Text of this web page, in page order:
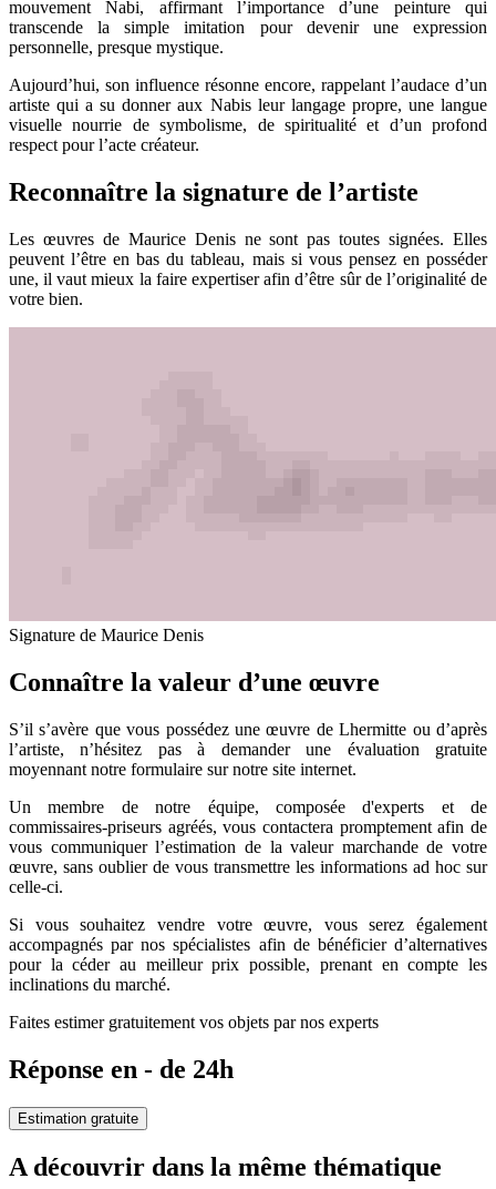
mouvement Nabi, affirmant l’importance d’une peinture qui
transcende la simple imitation pour devenir une expression
personnelle, presque mystique.
Aujourd’hui, son influence résonne encore, rappelant l’audace d’un
artiste qui a su donner aux Nabis leur langage propre, une langue
visuelle nourrie de symbolisme, de spiritualité et d’un profond
respect pour l’acte créateur.
Reconnaître la signature de l’artiste
Les œuvres de Maurice Denis ne sont pas toutes signées. Elles
peuvent l’être en bas du tableau, mais si vous pensez en posséder
une, il vaut mieux la faire expertiser afin d’être sûr de l’originalité de
votre bien.
Signature de Maurice Denis
Connaître la valeur d’une œuvre
S’il s’avère que vous possédez une œuvre de Lhermitte ou d’après
l’artiste, n’hésitez pas à demander une évaluation gratuite
moyennant notre formulaire sur notre site internet.
Un membre de notre équipe, composée d'experts et de
commissaires-priseurs agréés, vous contactera promptement afin de
vous communiquer l’estimation de la valeur marchande de votre
œuvre, sans oublier de vous transmettre les informations ad hoc sur
celle-ci.
Si vous souhaitez vendre votre œuvre, vous serez également
accompagnés par nos spécialistes afin de bénéficier d’alternatives
pour la céder au meilleur prix possible, prenant en compte les
inclinations du marché.
Faites estimer gratuitement vos objets par nos experts
Réponse en - de 24h
Estimation gratuite
A découvrir dans la même thématique